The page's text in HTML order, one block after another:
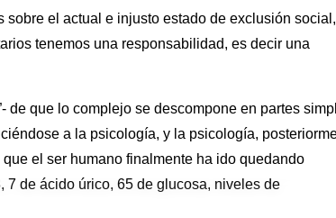
el actual e injusto estado de exclusión social,
tenemos una responsabilidad, es decir una
de que lo complejo se descompone en partes
a la psicología, y la psicología,
el ser humano finalmente ha ido quedando
de ácido úrico, 65 de glucosa, niveles de